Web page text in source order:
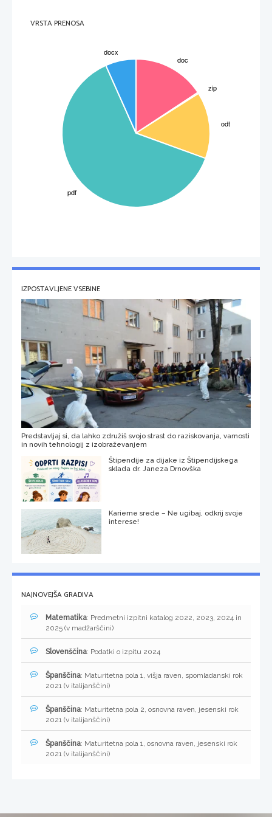
VRSTA PRENOSA
IZPOSTAVLJENE VSEBINE
Predstavljaj si, da lahko združiš svojo strast do raziskovanja, varnosti
in novih tehnologij z izobraževanjem
Štipendije za dijake iz Štipendijskega
sklada dr. Janeza Drnovška
Karierne srede – Ne ugibaj, odkrij svoje
interese!
NAJNOVEJŠA GRADIVA
Matematika: Predmetni izpitni katalog 2022, 2023, 2024 in
2025 (v madžarščini)
Slovenščina: Podatki o izpitu 2024
Španščina: Maturitetna pola 1, višja raven, spomladanski rok
2021 (v italijanščini)
Španščina: Maturitetna pola 2, osnovna raven, jesenski rok
2021 (v italijanščini)
Španščina: Maturitetna pola 1, osnovna raven, jesenski rok
2021 (v italijanščini)